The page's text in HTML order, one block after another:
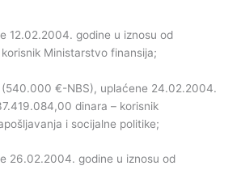
12.02.2004. godine u iznosu od
Ministarstvo finansija;
(540.000 €-NBS), uplaćene 24.02.2004.
dinara – korisnik
i socijalne politike;
26.02.2004. godine u iznosu od